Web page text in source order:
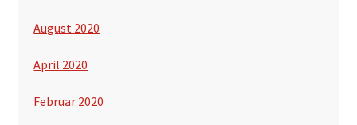
August 2020
April 2020
Februar 2020